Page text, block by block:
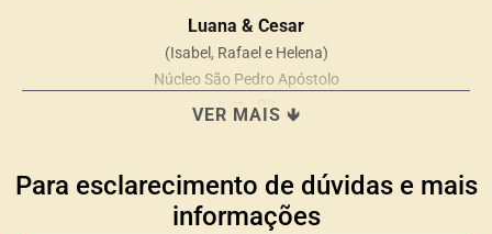
Luana & Cesar
(Isabel, Rafael e Helena)
Núcleo São Pedro Apóstolo
Ivoti/ RS
COORDENAÇÃO DO
CONSELHO REGIONAL
VER MAIS 🡻
Para esclarecimento de dúvidas e mais
informações